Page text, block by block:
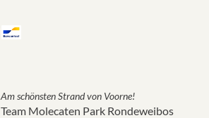
Am schönsten Strand von Voorne!
Team Molecaten Park Rondeweibos